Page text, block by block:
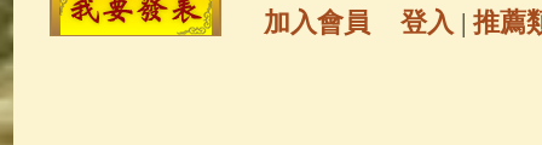
加入會員 登入 | 推薦